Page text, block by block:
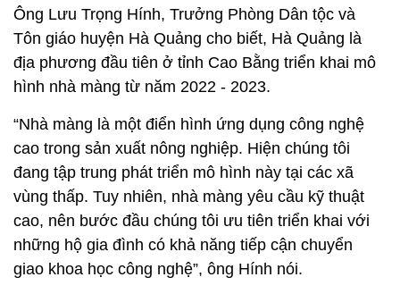
Ông Lưu Trọng Hính, Trưởng Phòng Dân tộc và
Tôn giáo huyện Hà Quảng cho biết, Hà Quảng là
địa phương đầu tiên ở tỉnh Cao Bằng triển khai mô
hình nhà màng từ năm 2022 - 2023.
“Nhà màng là một điển hình ứng dụng công nghệ
cao trong sản xuất nông nghiệp. Hiện chúng tôi
đang tập trung phát triển mô hình này tại các xã
vùng thấp. Tuy nhiên, nhà màng yêu cầu kỹ thuật
cao, nên bước đầu chúng tôi ưu tiên triển khai với
những hộ gia đình có khả năng tiếp cận chuyển
giao khoa học công nghệ”, ông Hính nói.